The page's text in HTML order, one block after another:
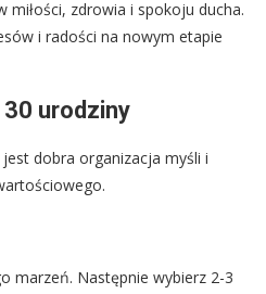
miłości, zdrowia i spokoju ducha.
i radości na nowym etapie
urodziny
dobra organizacja myśli i
marzeń. Następnie wybierz 2-3